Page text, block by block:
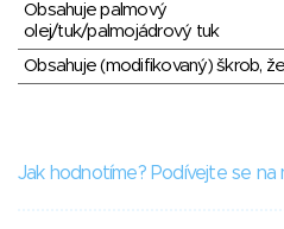
Obsahuje palmový
olej/tuk/palmojádrový tuk
Obsahuje (modifikovaný) škrob,
Jak hodnotíme? Podívejte se na